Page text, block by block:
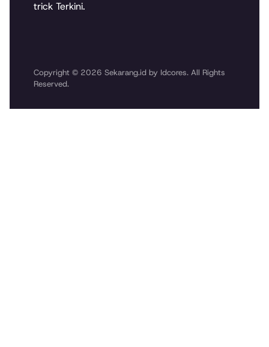
trick Terkini.
Copyright © 2026 Sekarang.id by Idcores. All Rights
Reserved.